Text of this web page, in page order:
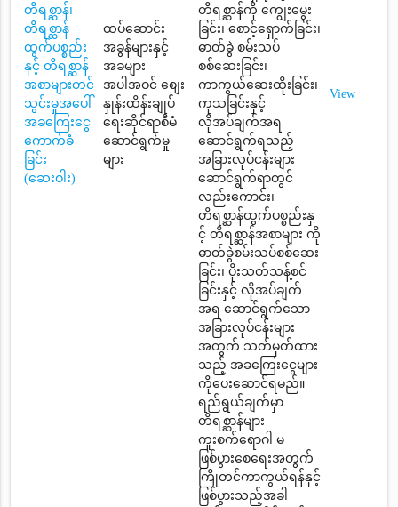
တိရစ္ဆာန်၊
တိရစ္ဆာန်
ထွက်ပစ္စည်း
နှင့် တိရစ္ဆာန်
အစာများတင်
သွင်းမှုအပေါ်
အခကြေးငွေ
ကောက်ခံ
ခြင်း
(ဆေးဝါး)
ထပ်ဆောင်း
အခွန်များနှင့်
အခများ
အပါအဝင် စျေး
နှုန်းထိန်းချုပ်
ရေးဆိုင်ရာစီမံ
ဆောင်ရွက်မှု
များ
တိရစ္ဆာန်ကို ကျွေးမွေး
ခြင်း၊ စောင့်ရှောက်ခြင်း၊
ဓာတ်ခွဲ စမ်းသပ်
စစ်ဆေးခြင်း၊
ကာကွယ်ဆေးထိုးခြင်း၊
ကုသခြင်းနှင့်
လိုအပ်ချက်အရ
ဆောင်ရွက်ရသည့်
အခြားလုပ်ငန်းများ
ဆောင်ရွက်ရာတွင်
လည်းကောင်း၊
တိရစ္ဆာန်ထွက်ပစ္စည်းနှ
င့် တိရစ္ဆာန်အစာများ ကို
ဓာတ်ခွဲစမ်းသပ်စစ်ဆေး
ခြင်း၊ ပိုးသတ်သန့်စင်
ခြင်းနှင့် လိုအပ်ချက်
အရ ဆောင်ရွက်သော
အခြားလုပ်ငန်းများ
အတွက် သတ်မှတ်ထား
သည့် အခကြေးငွေများ
ကိုပေးဆောင်ရမည်။
ရည်ရွယ်ချက်မှာ
တိရစ္ဆာန်များ
ကူးစက်ရောဂါ မ
ဖြစ်ပွားစေရေးအတွက်
ကြိုတင်ကာကွယ်ရန်နှင့်
ဖြစ်ပွားသည့်အခါ
View